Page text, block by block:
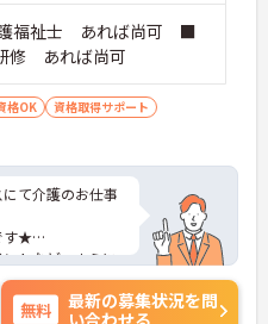
福祉士 あれば尚可 ■
修 あれば尚可
格OK
資格取得サポート
て介護のお仕事
す★
トなど、さらに
にご相談くださ
無料
最新の募集状況を問
い合わせる